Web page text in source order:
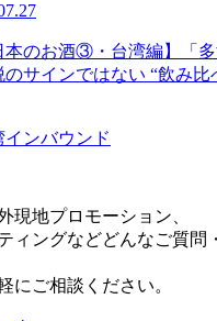
本のお酒③・台湾編】「
サインではない “飲み比
インバウンド
現地プロモーション、
ィングなどどんなご質問
にご相談ください。